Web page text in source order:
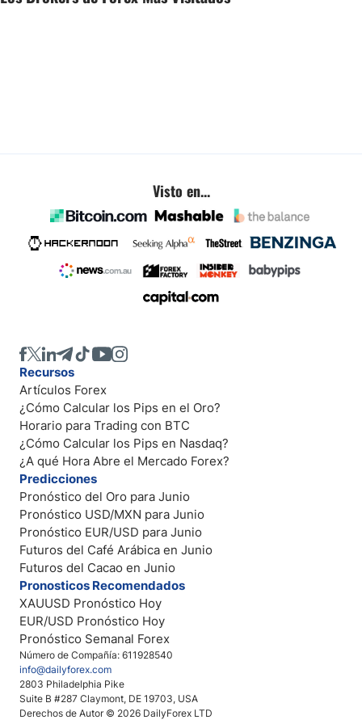
Visto en...
Número de Compañía: 611928540
info@dailyforex.com
2803 Philadelphia Pike
Suite B #287 Claymont, DE 19703, USA
Derechos de Autor © 2026 DailyForex LTD
Recursos
Artículos Forex
¿Cómo Calcular los Pips en el Oro?
Horario para Trading con BTC
¿Cómo Calcular los Pips en Nasdaq?
¿A qué Hora Abre el Mercado Forex?
Predicciones
Pronóstico del Oro para Junio
Pronóstico USD/MXN para Junio
Pronóstico EUR/USD para Junio
Futuros del Café Arábica en Junio
Futuros del Cacao en Junio
Pronosticos Recomendados
XAUUSD Pronóstico Hoy
EUR/USD Pronóstico Hoy
Pronóstico Semanal Forex